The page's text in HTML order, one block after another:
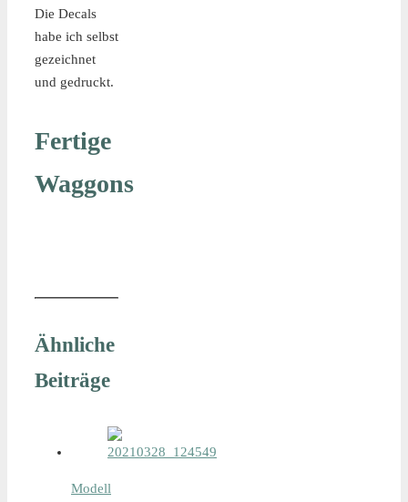
Die Decals
habe ich selbst
gezeichnet
und gedruckt.
Fertige
Waggons
Ähnliche
Beiträge
Modell